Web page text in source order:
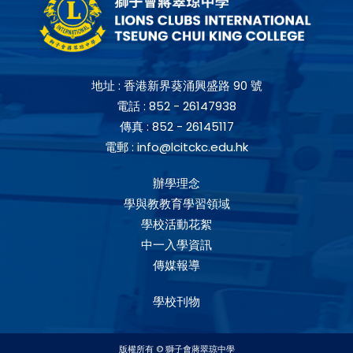
地址 : 香港新界葵涌興盛路 90 號
電話 : 852 - 26147938
傳真 :852 - 26145117
電郵 : info@lcitckc.edu.hk
辦學理念
學與教教育學習領域
學校活動花絮
中一入學資訊
傳媒報導
學校刊物
版權所有 © 獅子會蔣翠琼中學